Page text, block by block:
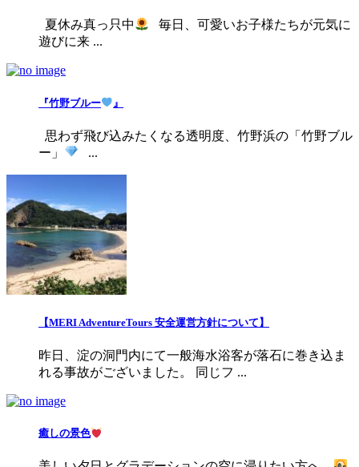
夏休み真っ只中
毎日、可愛いお子様たちが元気に
遊びに来 ...
『竹野ブルー 』
思わず飛び込みたくなる透明度、竹野浜の「竹野ブル
ー」
...
【MERI AdventureTours 安全運営方針について】
昨日、淀の洞門内にて一般海水浴客が落石に巻き込ま
れる事故がございました。 同じフ ...
癒しの景色